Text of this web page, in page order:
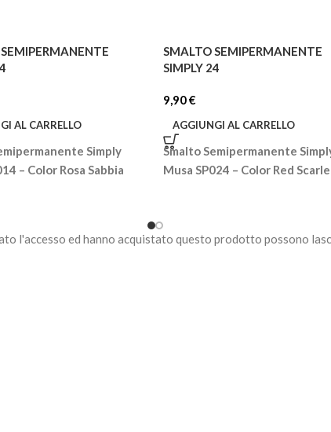
AL CARRELLO
Simply
– Color Rosa Sabbia
SMALTO SEMIPERMANENTE
SIMPLY 24
9,90€
AGGIUNGI AL CARRELLO
Smalto Semipermanente
Musa SP024 – Color Red
l'accesso ed hanno acquistato questo prodotto possono